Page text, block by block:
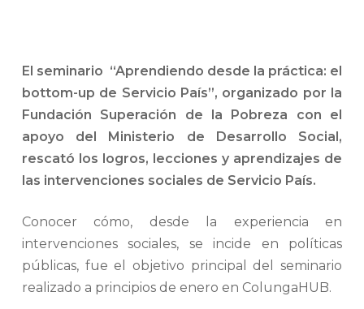
El seminario “Aprendiendo desde la práctica: el
bottom-up de Servicio País”, organizado por la
Fundación Superación de la Pobreza con el
apoyo del Ministerio de Desarrollo Social,
rescató los logros, lecciones y aprendizajes de
las intervenciones sociales de Servicio País.
Conocer cómo, desde la experiencia en
intervenciones sociales, se incide en políticas
públicas, fue el objetivo principal del seminario
realizado a principios de enero en ColungaHUB.